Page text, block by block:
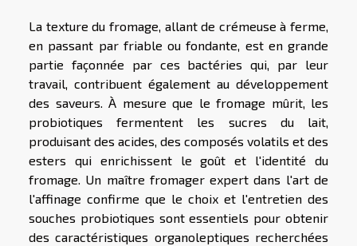
La texture du fromage, allant de crémeuse à ferme,
en passant par friable ou fondante, est en grande
partie façonnée par ces bactéries qui, par leur
travail, contribuent également au développement
des saveurs. À mesure que le fromage mûrit, les
probiotiques fermentent les sucres du lait,
produisant des acides, des composés volatils et des
esters qui enrichissent le goût et l'identité du
fromage. Un maître fromager expert dans l'art de
l'affinage confirme que le choix et l'entretien des
souches probiotiques sont essentiels pour obtenir
des caractéristiques organoleptiques recherchées